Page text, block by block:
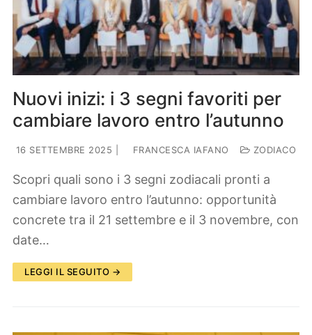
Nuovi inizi: i 3 segni favoriti per
cambiare lavoro entro l’autunno
16 SETTEMBRE 2025 FRANCESCA IAFANO ZODIACO
Scopri quali sono i 3 segni zodiacali pronti a
cambiare lavoro entro l’autunno: opportunità
concrete tra il 21 settembre e il 3 novembre, con
date…
LEGGI IL SEGUITO →